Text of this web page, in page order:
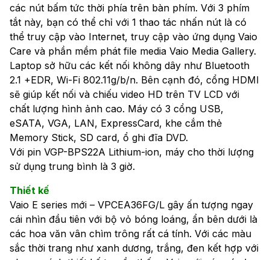
các nút bấm tức thời phía trên bàn phím. Với 3 phím
tắt này, bạn có thể chỉ với 1 thao tác nhấn nút là có
thể truy cập vào Internet, truy cập vào ứng dụng Vaio
Care và phần mềm phát file media Vaio Media Gallery.
Laptop sở hữu các kết nối không dây như Bluetooth
2.1 +EDR, Wi-Fi 802.11g/b/n. Bên cạnh đó, cổng HDMI
sẽ giúp kết nối và chiếu video HD trên TV LCD với
chất lượng hình ảnh cao. Máy có 3 cổng USB,
eSATA, VGA, LAN, ExpressCard, khe cắm thẻ
Memory Stick, SD card, ổ ghi đĩa DVD.
Với pin VGP-BPS22A Lithium-ion, máy cho thời lượng
sử dụng trung bình là 3 giờ.
Thiết kế
Vaio E series mới – VPCEA36FG/L gây ấn tượng ngay
cái nhìn đầu tiên với bộ vỏ bóng loáng, ẩn bên dưới là
các hoa văn vân chìm trông rất cá tính. Với các màu
sắc thời trang như xanh dương, trắng, đen kết hợp với